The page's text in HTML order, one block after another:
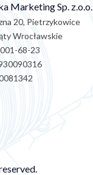
Marketing Sp. z.o.o.
20, Pietrzykowice
Wrocławskie
68-23